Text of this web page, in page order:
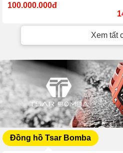
100.000.000đ
Xem tất
Đồng hồ Tsar Bomba